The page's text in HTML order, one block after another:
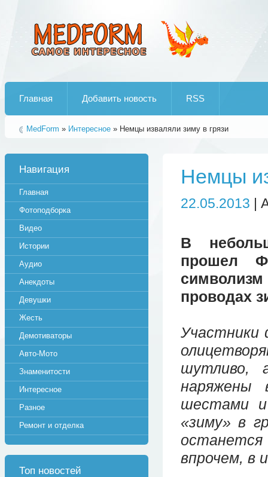
Главная Добавить новость RSS
MedForm » Интересное » Немцы изваляли зиму в грязи
Немцы
22.05.2013 |
В
прошел
символизм
проводах
Участники
шутливо,
наряжены
шестами
«зиму» в
впрочем, в
Навигация
Главная
Фотоподборка
Видео
Истории
Аудио
Анекдоты
Девушки
Жесть
Демотиваторы
Авто-Мото
Знаменитости
Интересное
Разное
Ремонт и отделка
Топ новостей